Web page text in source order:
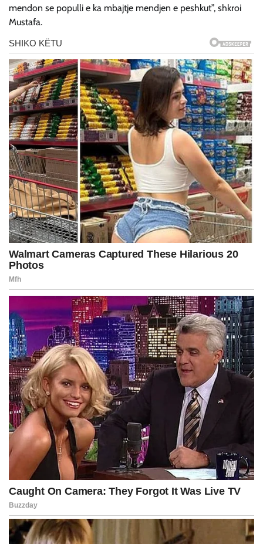
mendon se populli e ka mbajtje mendjen e peshkut”, shkroi
Mustafa.